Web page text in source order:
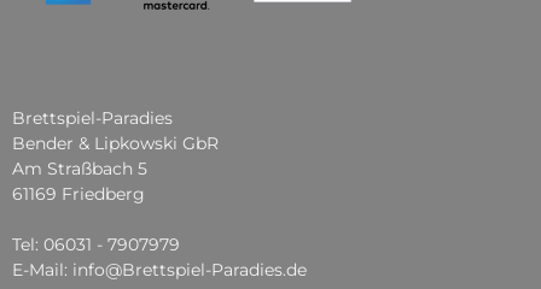
Brettspiel-Paradies
Bender & Lipkowski GbR
Am Straßbach 5
61169 Friedberg
Tel: 06031 - 7907979
E-Mail: info@Brettspiel-Paradies.de